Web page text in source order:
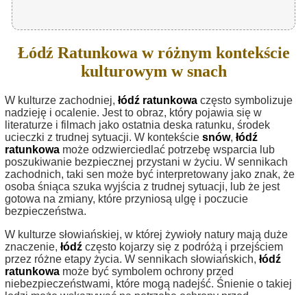
Łódź Ratunkowa w różnym kontekście
kulturowym w snach
W kulturze zachodniej, łódź ratunkowa często symbolizuje
nadzieję i ocalenie. Jest to obraz, który pojawia się w
literaturze i filmach jako ostatnia deska ratunku, środek
ucieczki z trudnej sytuacji. W kontekście snów, łódź
ratunkowa może odzwierciedlać potrzebę wsparcia lub
poszukiwanie bezpiecznej przystani w życiu. W sennikach
zachodnich, taki sen może być interpretowany jako znak, że
osoba śniąca szuka wyjścia z trudnej sytuacji, lub że jest
gotowa na zmiany, które przyniosą ulgę i poczucie
bezpieczeństwa.
W kulturze słowiańskiej, w której żywioły natury mają duże
znaczenie, łódź często kojarzy się z podróżą i przejściem
przez różne etapy życia. W sennikach słowiańskich, łódź
ratunkowa może być symbolem ochrony przed
niebezpieczeństwami, które mogą nadejść. Śnienie o takiej